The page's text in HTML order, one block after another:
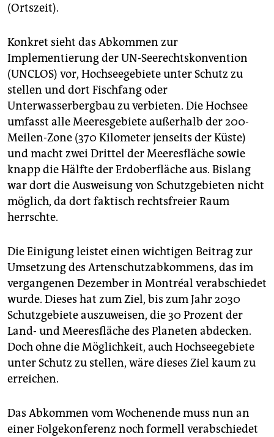
(Ortszeit).
Konkret sieht das Abkommen zur
Implementierung der UN-Seerechtskonvention
(UNCLOS) vor, Hochseegebiete unter Schutz zu
stellen und dort Fischfang oder
Unterwasserbergbau zu verbieten. Die Hochsee
umfasst alle Meeresgebiete außerhalb der 200-
Meilen-Zone (370 Kilometer jenseits der Küste)
und macht zwei Drittel der Meeresfläche sowie
knapp die Hälfte der Erdoberfläche aus. Bislang
war dort die Ausweisung von Schutzgebieten nicht
möglich, da dort faktisch rechtsfreier Raum
herrschte.
Die Einigung leistet einen wichtigen Beitrag zur
Umsetzung des Artenschutzabkommens, das im
vergangenen Dezember in Montréal verabschiedet
wurde. Dieses hat zum Ziel, bis zum Jahr 2030
Schutzgebiete auszuweisen, die 30 Prozent der
Land- und Meeresfläche des Planeten abdecken.
Doch ohne die Möglichkeit, auch Hochseegebiete
unter Schutz zu stellen, wäre dieses Ziel kaum zu
erreichen.
Das Abkommen vom Wochenende muss nun an
einer Folgekonferenz noch formell verabschiedet